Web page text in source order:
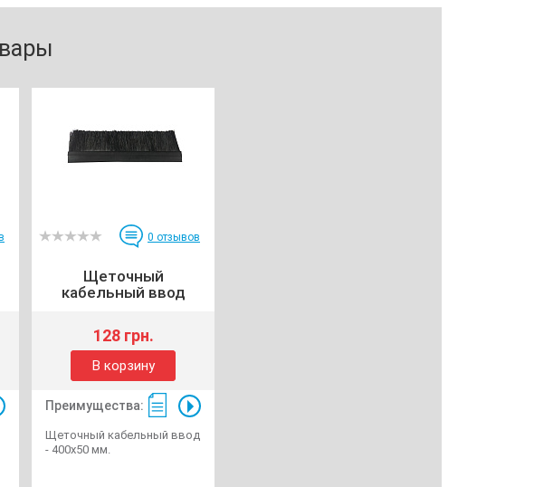
0 отзывов
Щеточный
кабельный ввод
128 грн.
В корзину
Преимущества:
Щеточный кабельный ввод
- 400х50 мм.